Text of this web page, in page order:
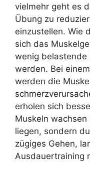
vielmehr geht es
Übung zu
einzustellen. Wie
sich das
wenig
werden. Bei
werden die
erholen sich
Muskeln
liegen, sondern
zügiges Gehen,
Ausdauertraining